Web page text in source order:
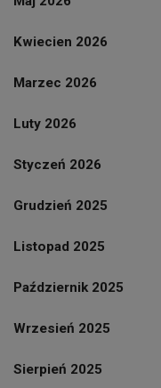
Kwiecien 2026
Marzec 2026
Luty 2026
Styczeń 2026
Grudzień 2025
Listopad 2025
Październik 2025
Wrzesień 2025
Sierpień 2025